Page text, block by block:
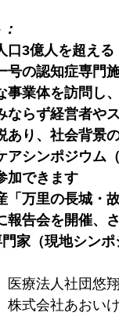
口3億人を超え
号の認知症専門
事業体を訪問し
ならず経営者や
あり、社会背景
アシンポジウム
加できます
「万里の長城・
報告会を開催、
家（現地シン
医療法人社団悠
株式会社あおい